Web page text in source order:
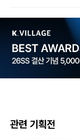
관련 기획전